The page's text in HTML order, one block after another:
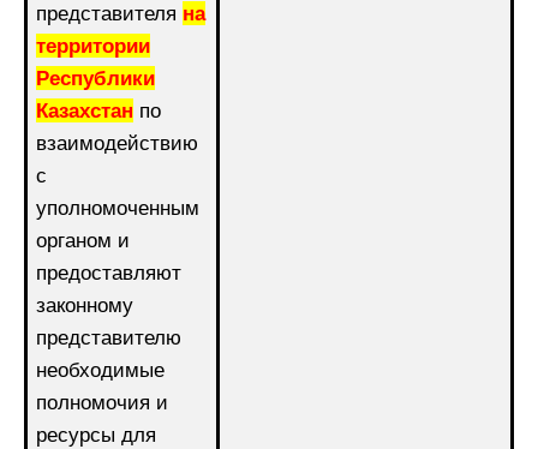
представителя на
территории
Республики
Казахстан по
взаимодействию
с
уполномоченным
органом и
предоставляют
законному
представителю
необходимые
полномочия и
ресурсы для